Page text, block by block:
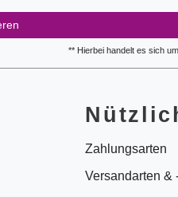
** Hierbei handelt es sich
Zahlungsarten
Versandarten &